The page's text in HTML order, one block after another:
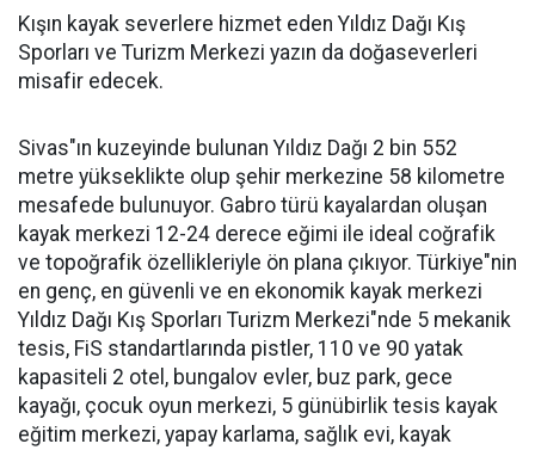
Kışın kayak severlere hizmet eden Yıldız Dağı Kış
Sporları ve Turizm Merkezi yazın da doğaseverleri
misafir edecek.
Sivas"ın kuzeyinde bulunan Yıldız Dağı 2 bin 552
metre yükseklikte olup şehir merkezine 58 kilometre
mesafede bulunuyor. Gabro türü kayalardan oluşan
kayak merkezi 12-24 derece eğimi ile ideal coğrafik
ve topoğrafik özellikleriyle ön plana çıkıyor. Türkiye"nin
en genç, en güvenli ve en ekonomik kayak merkezi
Yıldız Dağı Kış Sporları Turizm Merkezi"nde 5 mekanik
tesis, FiS standartlarında pistler, 110 ve 90 yatak
kapasiteli 2 otel, bungalov evler, buz park, gece
kayağı, çocuk oyun merkezi, 5 günübirlik tesis kayak
eğitim merkezi, yapay karlama, sağlık evi, kayak